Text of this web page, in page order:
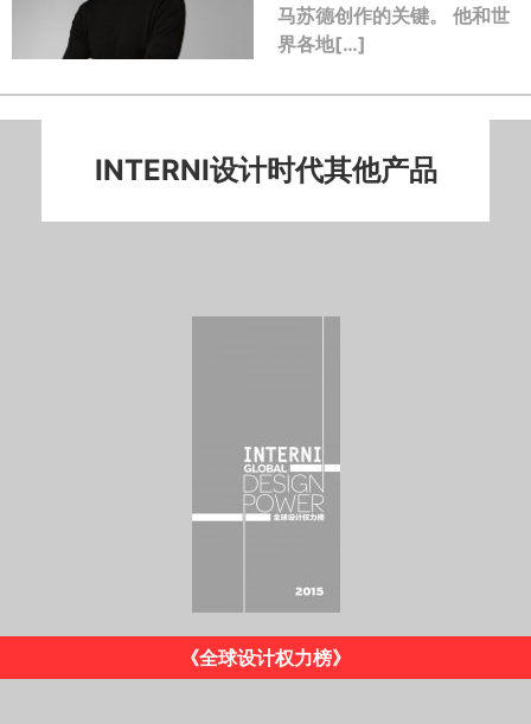
马苏德创作的关键。 他和世
界各地[…]
INTERNI设计时代其他产品
《INTERNI》意大利版